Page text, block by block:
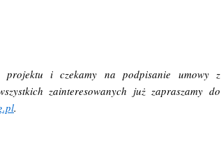
projektu i czekamy na podpisanie umowy z
zainteresowanych już zapraszamy do
.